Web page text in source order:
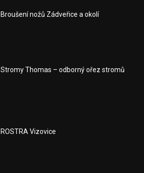
Broušení nožů Zádveřice a okolí
Stromy Thomas – odborný ořez stromů
ROSTRA Vizovice